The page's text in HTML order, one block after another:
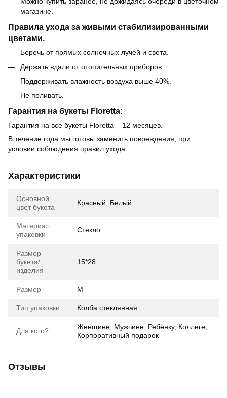
магазине.
Правила ухода за живыми стабилизированными
цветами.
Беречь от прямых солнечных лучей и света.
Держать вдали от отопительных приборов.
Поддерживать влажность воздуха выше 40%.
Не поливать.
Гарантия на букеты Floretta:
Гарантия на все букеты Floretta – 12 месяцев.
В течение года мы готовы заменить повреждения, при
условии соблюдения правил ухода.
Характеристики
Основной
цвет букета
Красный, Белый
Материал
упаковки
Стекло
Размер
букета/
изделия
15*28
Размер М
Тип упаковки Колба стеклянная
Для кого?
Женщине, Мужчине, Ребёнку, Коллеге,
Корпоративный подарок
Отзывы